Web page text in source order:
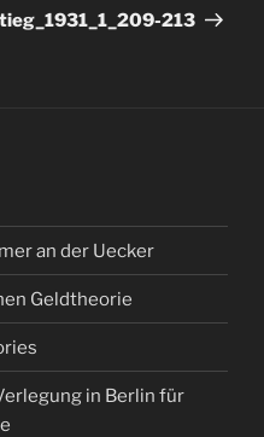
213
an der Uecker
Geldtheorie
in Berlin für